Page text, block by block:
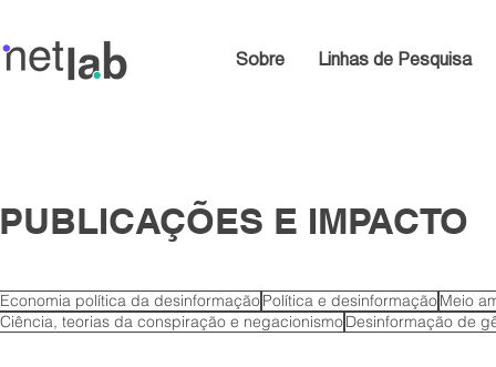
Sobre Linhas de Pesquisa
PUBLICAÇÕES E IMPACTO
Economia política da desinformaçãoPolítica e desinformaçãoMeio
Ciência, teorias da conspiração e negacionismoDesinformação de